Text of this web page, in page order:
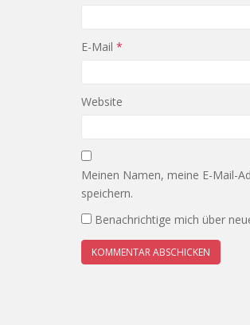
E-Mail *
Website
Meinen Namen, meine E-Mail-
speichern.
Benachrichtige mich über